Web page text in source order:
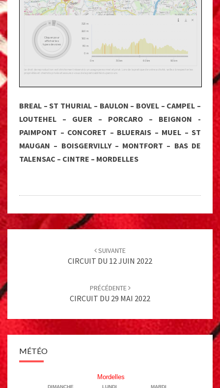
BREAL – ST THURIAL – BAULON – BOVEL – CAMPEL –
LOUTEHEL – GUER – PORCARO – BEIGNON -
PAIMPONT – CONCORET – BLUERAIS – MUEL – ST
MAUGAN – BOISGERVILLY – MONTFORT – BAS DE
TALENSAC – CINTRE – MORDELLES
Post
SUIVANTE
CIRCUIT DU 12 JUIN 2022
PRÉCÉDENTE
CIRCUIT DU 29 MAI 2022
MÉTÉO